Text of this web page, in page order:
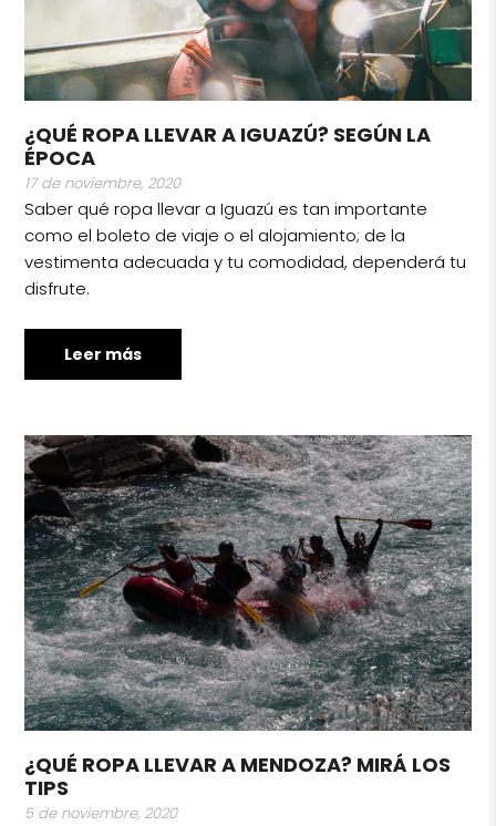
¿QUÉ ROPA LLEVAR A IGUAZÚ? SEGÚN LA
ÉPOCA
17 de noviembre, 2020
Saber qué ropa llevar a Iguazú es tan importante
como el boleto de viaje o el alojamiento; de la
vestimenta adecuada y tu comodidad, dependerá tu
disfrute.
Leer más
¿QUÉ ROPA LLEVAR A MENDOZA? MIRÁ LOS
TIPS
5 de noviembre, 2020